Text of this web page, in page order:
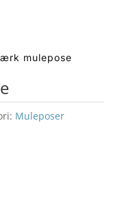
mulepose
Muleposer